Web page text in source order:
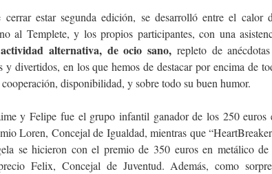
estar segunda edición, se desarrolló entre el calor
al Templete, y los propios participantes, con una
alternativa, de ocio sano, repleto de
y divertidos, en los que hemos de destacar por encima de
disponibilidad, y sobre todo su buen humor.
y Felipe fue el grupo infantil ganador de los 250 euros
Loren, Concejal de Igualdad, mientras que
se hicieron con el premio de 350 euros en metálico de
Felix, Concejal de Juventud. Además, como